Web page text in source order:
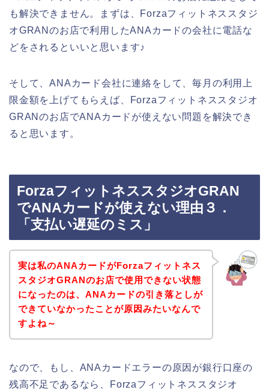
も解決できません。まずは、Forzaフィットネススタジ
オGRANのお店で利用したANAカードの会社に電話な
どをされるといいと思います♪
そして、ANAカード会社に連絡をして、毎月の利用上
限金額を上げてもらえば、Forzaフィットネススタジオ
GRANのお店でANAカードが使えない問題を解決でき
ると思います。
ForzaフィットネススタジオGRAN
でANAカードが使えない理由３．
「支払い遅延のミス」
実は私のANAカードがForzaフィットネス
スタジオGRANのお店で使用できない状態
になったのは、ANAカードの引き落としが
できていなかったことが原因みたいなんで
すよね～
なので、もし、ANAカードエラーの原因が銀行口座の
残高不足であるなら、Forzaフィットネススタジオ